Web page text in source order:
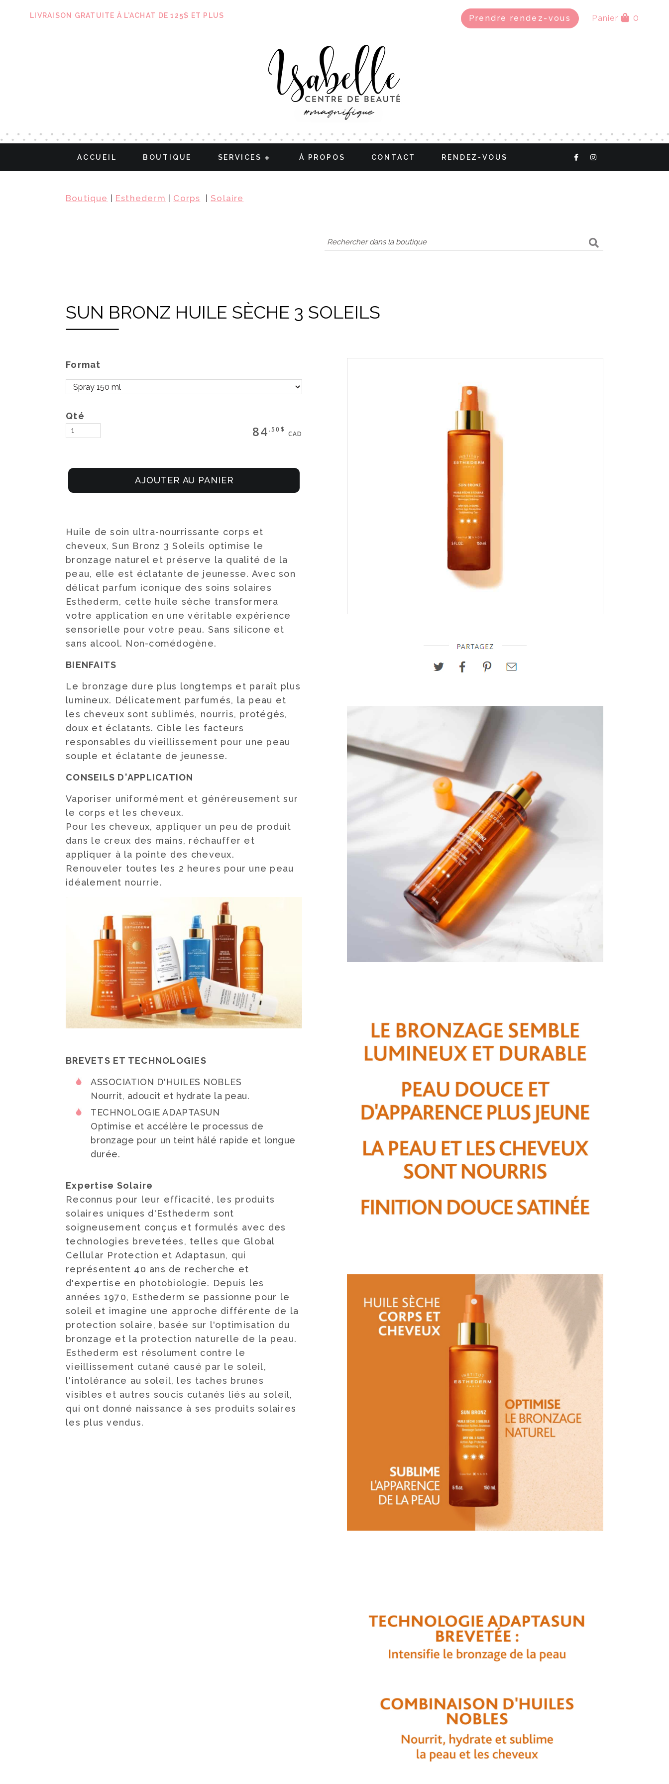
LIVRAISON GRATUITE À L’ACHAT DE 125$ ET PLUS Prendre rendez-vous Panier 0
ACCUEIL BOUTIQUE SERVICES À PROPOS CONTACT RENDEZ-VOUS
Boutique Esthederm Corps Solaire
SUN BRONZ HUILE SÈCHE 3 SOLEILS
Format
Qté
84.50$
CAD
AJOUTER AU PANIER
Huile de soin ultra-nourrissante corps et
cheveux, Sun Bronz 3 Soleils optimise le
bronzage naturel et préserve la qualité de la
peau, elle est éclatante de jeunesse. Avec son
délicat parfum iconique des soins solaires
Esthederm, cette huile sèche transformera
votre application en une véritable expérience
sensorielle pour votre peau. Sans silicone et
sans alcool. Non-comédogène.
BIENFAITS
Le bronzage dure plus longtemps et paraît plus
lumineux. Délicatement parfumés, la peau et
les cheveux sont sublimés, nourris, protégés,
doux et éclatants. Cible les facteurs
responsables du vieillissement pour une peau
souple et éclatante de jeunesse.
CONSEILS D'APPLICATION
Vaporiser uniformément et généreusement sur
le corps et les cheveux.
Pour les cheveux, appliquer un peu de produit
dans le creux des mains, réchauffer et
appliquer à la pointe des cheveux.
Renouveler toutes les 2 heures pour une peau
idéalement nourrie.
BREVETS ET TECHNOLOGIES
ASSOCIATION D'HUILES NOBLES
Nourrit, adoucit et hydrate la peau.
TECHNOLOGIE ADAPTASUN
Optimise et accélère le processus de
bronzage pour un teint hâlé rapide et longue
durée.
Expertise Solaire
Reconnus pour leur efficacité, les produits
solaires uniques d'Esthederm sont
soigneusement conçus et formulés avec des
technologies brevetées, telles que Global
Cellular Protection et Adaptasun, qui
représentent 40 ans de recherche et
d'expertise en photobiologie. Depuis les
années 1970, Esthederm se passionne pour le
soleil et imagine une approche différente de la
protection solaire, basée sur l'optimisation du
bronzage et la protection naturelle de la peau.
Esthederm est résolument contre le
vieillissement cutané causé par le soleil,
l'intolérance au soleil, les taches brunes
visibles et autres soucis cutanés liés au soleil,
qui ont donné naissance à ses produits solaires
les plus vendus.